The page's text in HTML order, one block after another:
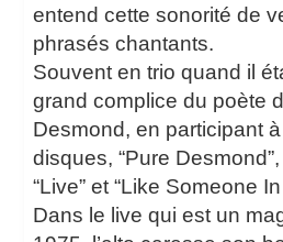
entend cette sonorité de
phrasés chantants.
Souvent en trio quand il
grand complice du poète
Desmond, en participant
disques, “Pure
“Live” et “Like Someone
Dans le live qui est un